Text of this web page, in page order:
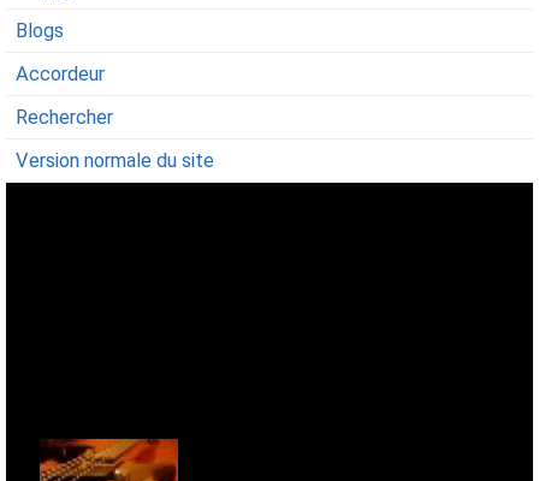
Blogs
Accordeur
Rechercher
Version normale du site